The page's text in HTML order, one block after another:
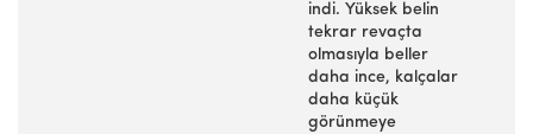
indi. Yüksek belin
tekrar revaçta
olmasıyla beller
daha ince, kalçalar
daha küçük
görünmeye